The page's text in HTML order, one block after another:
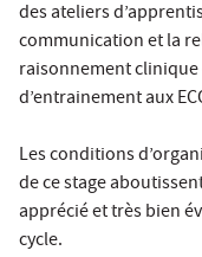
des ateliers
communication et la
raisonnement
d’entrainement aux
Les conditions
de ce stage
apprécié et très bien
cycle.